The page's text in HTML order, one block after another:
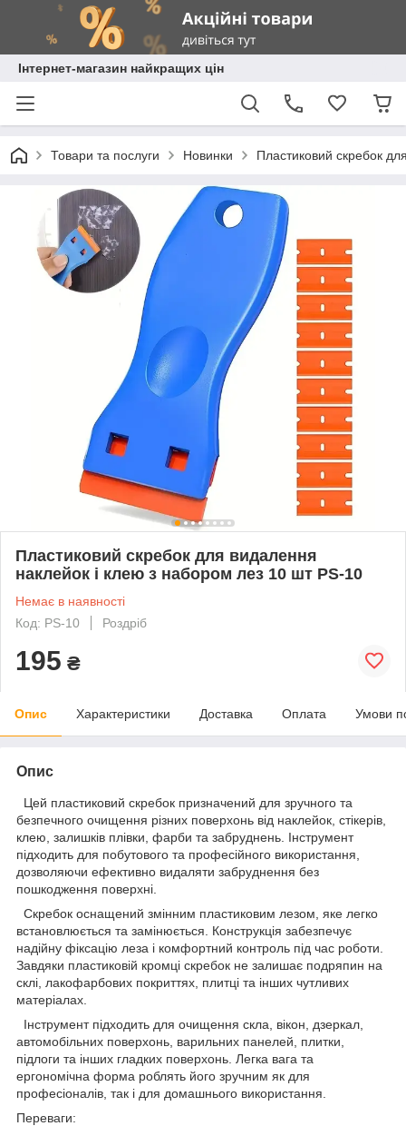
Інтернет-магазин найкращих цін
Товари та послуги Новинки Пластиковий скребок
Пластиковий скребок для видалення
наклейок і клею з набором лез 10 шт PS-10
Немає в наявності
Код: PS-10
Роздріб
195 ₴
Опис Характеристики Доставка Оплата Умови
Опис
Цей пластиковий скребок призначений для зручного та
безпечного очищення різних поверхонь від наклейок, стікерів,
клею, залишків плівки, фарби та забруднень. Інструмент
підходить для побутового та професійного використання,
дозволяючи ефективно видаляти забруднення без
пошкодження поверхні.
Скребок оснащений змінним пластиковим лезом, яке легко
встановлюється та замінюється. Конструкція забезпечує
надійну фіксацію леза і комфортний контроль під час роботи.
Завдяки пластиковій кромці скребок не залишає подряпин на
склі, лакофарбових покриттях, плитці та інших чутливих
матеріалах.
Інструмент підходить для очищення скла, вікон, дзеркал,
автомобільних поверхонь, варильних панелей, плитки,
підлоги та інших гладких поверхонь. Легка вага та
ергономічна форма роблять його зручним як для
професіоналів, так і для домашнього використання.
Переваги: